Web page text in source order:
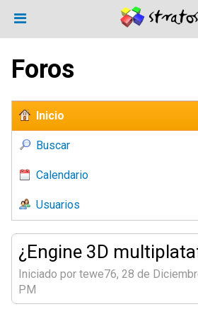
Foros
Inicio
Buscar
Calendario
Usuarios
¿Engine 3D
Iniciado por tewe76, 28 de
PM